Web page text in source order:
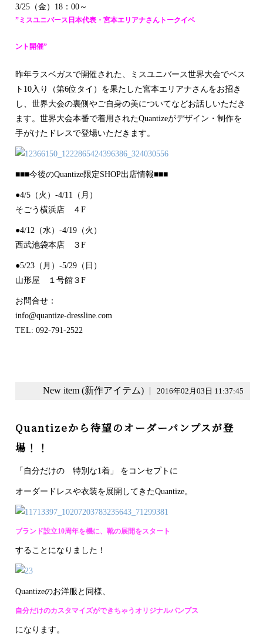
3/25（金）18：00～
”ミスユニバース日本代表・宮本エリアナさんトークイベ
ント開催”
昨年ラスベガスで開催された、ミスユニバース世界大会でベス
ト10入り（第6位タイ）を果たした宮本エリアナさ んをお招き
し、世界大会の裏側やご自身の美についてなどお話しいただき
ます。世界大会本番で着用されたQuantizeがデザイン・制作を
手がけたドレスで登場いただきます。
■■■今後のQuantize限定SHOP出店情報■■■
●4/5（火）-4/11（月）
そごう横浜店 ４F
●4/12（水）-4/19（火）
西武池袋本店 ３F
●5/23（月）-5/29（日）
山形屋 １号館３F
お問合せ：
info@quantize-dressline.com
TEL: 092-791-2522
New item (新作アイテム) | 2016年02月03日 11:37:45
Quantizeから待望のオーダーパンプスが登
場！！
「自分だけの 特別な1着」 をコンセプトに
オーダードレスや衣装を展開してきたQuantize。
ブランド設立10周年を機に、靴の展開をスタート
することになりました！
Quantizeのお洋服と同様、
自分だけのカスタマイズができちゃうオリジナルパンプス
になります。